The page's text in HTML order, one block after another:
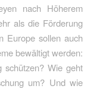
nach Höherem
als die Förderung
Europe sollen auch
bewältigt werden:
schützen? Wie geht
um? Und wie